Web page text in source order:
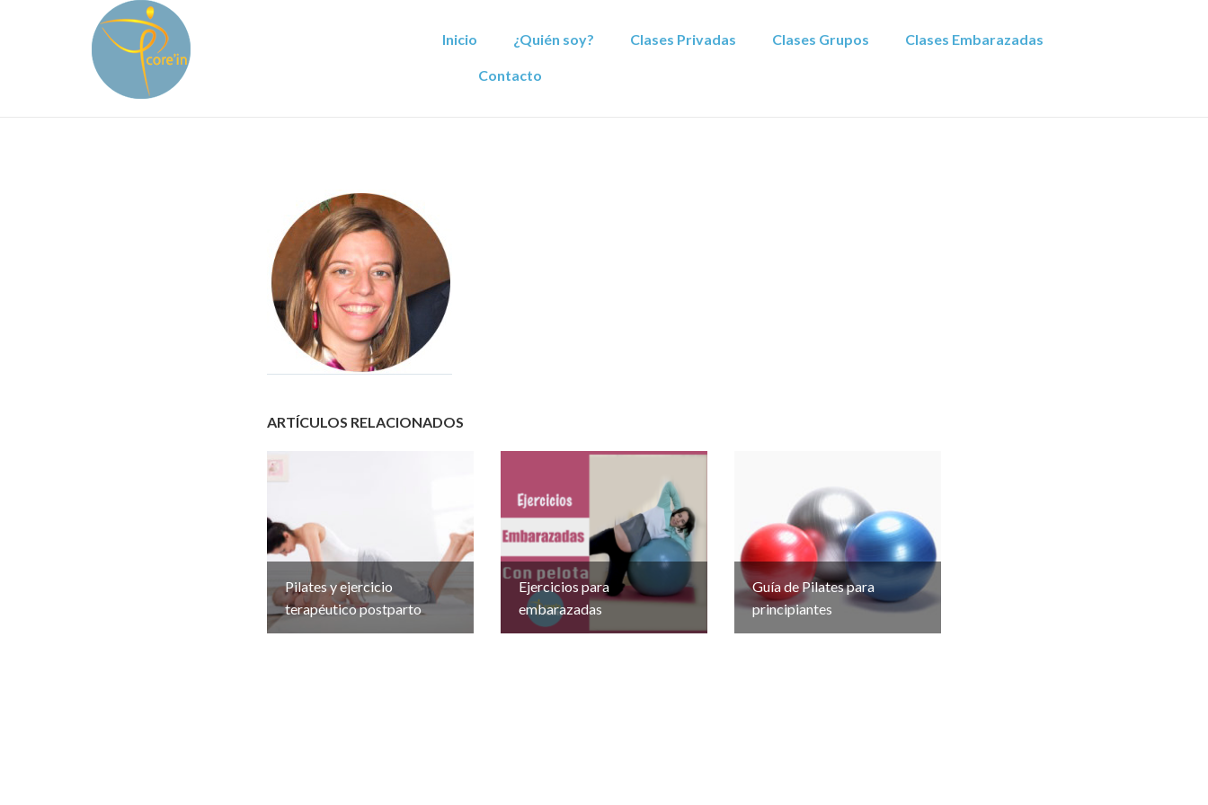
Inicio ¿Quién soy? Clases Privadas Clases Grupos Clases Embarazadas
Contacto
ARTÍCULOS RELACIONADOS
Pilates y ejercicio
terapéutico postparto
Ejercicios para
embarazadas
Guía de Pilates para
principiantes